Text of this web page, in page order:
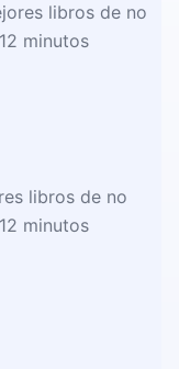
libros de no
minutos
libros de no
minutos